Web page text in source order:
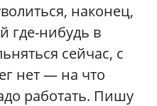
наконец,
где-нибудь в
сейчас, с
нет — на что
работать. Пишу